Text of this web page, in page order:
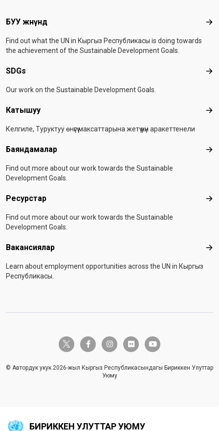
Footer menu
БУУ жөнүндө
Find out what the UN in Кыргыз Республикасы is doing towards
the achievement of the Sustainable Development Goals.
SDGs
Our work on the Sustainable Development Goals.
Катышуу
Келгиле, Туруктуу өнүгүү максаттарына жетүү үчүн аракеттенели
Баяндамалар
Find out more about our work towards the Sustainable
Development Goals.
Ресурстар
Find out more about our work towards the Sustainable
Development Goals.
Вакансиялар
Learn about employment opportunities across the UN in Кыргыз
Республикасы.
twitter-x facebook-finstagramflickr youtube
© Автордук укук 2026-жыл Кыргыз Республикасындагы Бириккен Улуттар
Уюму
БИРИККЕН УЛУТТАР УЮМУ